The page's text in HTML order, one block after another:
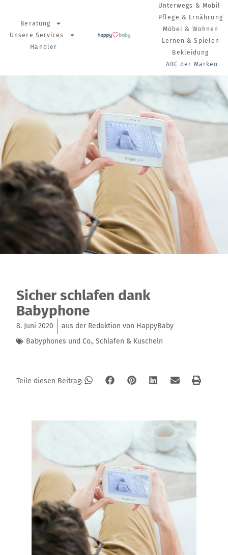
Beratung
Unsere Services
Händler
Unterwegs & Mobil
Pflege & Ernährung
Möbel & Wohnen
Lernen & Spielen
Bekleidung
ABC der Marken
Sicher schlafen dank
Babyphone
8. Juni 2020
aus der Redaktion von HappyBaby
Babyphones und Co.,Schlafen & Kuscheln
Teile diesen Beitrag: